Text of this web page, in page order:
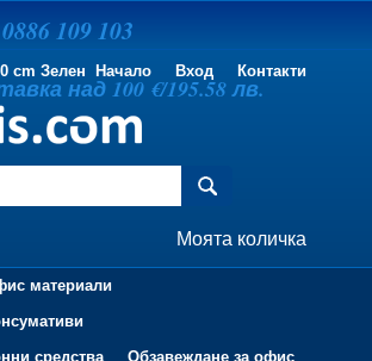
cm Зелен Начало Вход Контакти
Моята количка
материали
средства
Обзавеждане за офис
0886 109 103
над 100 €/195.58 лв.